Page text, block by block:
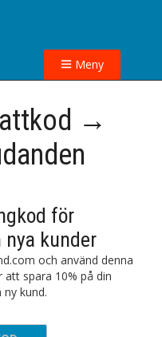
Meny
→
för
nya kunder
och använd denna
spara 10% på din
kund.